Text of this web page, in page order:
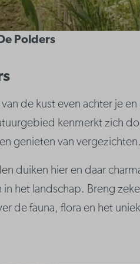
Polders
de kust even achter je
kenmerkt zich
genieten van vergezichten.
duiken hier en daar
in het landschap. Breng
de fauna, flora en het